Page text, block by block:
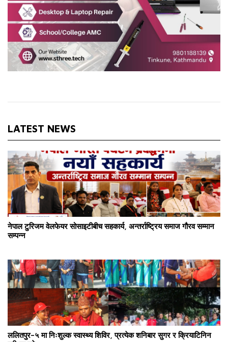
LATEST NEWS
नेपाल टुरिजम वेलफेयर सोसाइटीबीच सहकार्य, अन्तर्राष्ट्रिय समाज गौरव सम्मान
सम्पन्न
ललितपुर–५ मा निःशुल्क स्वास्थ्य शिविर, प्रत्येक शनिबार सुगर र क्रियाटिनिन